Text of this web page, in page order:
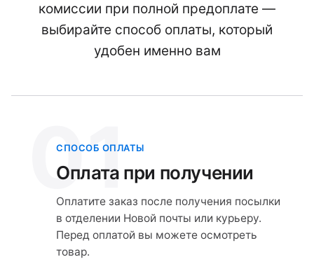
комиссии при полной предоплате —
выбирайте способ оплаты, который
удобен именно вам
01
СПОСОБ ОПЛАТЫ
Оплата при получении
Оплатите заказ после получения посылки
в отделении Новой почты или курьеру.
Перед оплатой вы можете осмотреть
товар.